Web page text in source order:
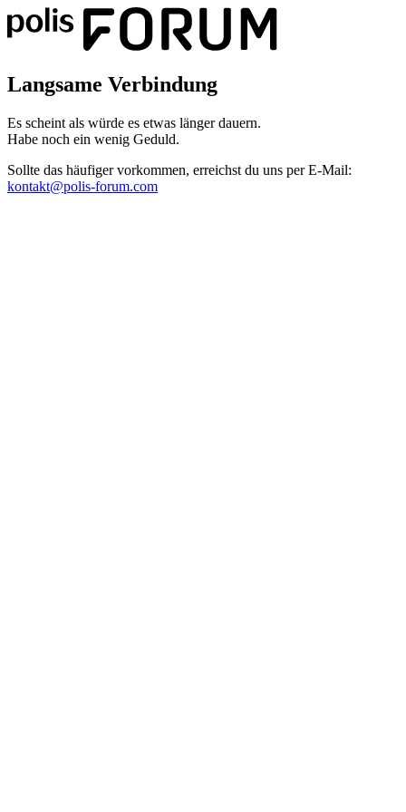
Langsame Verbindung
Es scheint als würde es etwas länger dauern.
Habe noch ein wenig Geduld.
Sollte das häufiger vorkommen, erreichst du uns per E-Mail:
kontakt@polis-forum.com